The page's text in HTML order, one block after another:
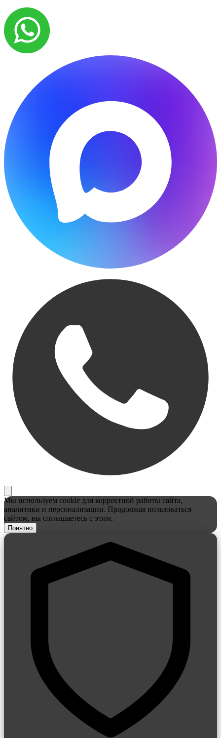
Мы используем cookie для корректной работы сайта,
аналитики и персонализации. Продолжая пользоваться
сайтом, вы соглашаетесь с этим.
Понятно